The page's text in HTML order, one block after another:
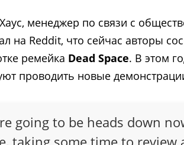
менеджер по связи с
на Reddit, что сейчас авторы
ремейка Dead Space. В этом
проводить новые
going to be heads down